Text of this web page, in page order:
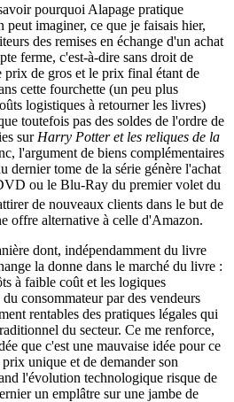
pourquoi Alapage pratique
peut imaginer, ce que je faisais hier,
des remises en échange d'un achat
ferme, c'est-à-dire sans droit de
prix de gros et le prix final étant de
cette fourchette (un peu plus
logistiques à retourner les livres)
toutefois pas des soldes de l'ordre de
sur Harry Potter et les reliques de la
l'argument de biens complémentaires
dernier tome de la série génère l'achat
ou le Blu-Ray du premier volet du
de nouveaux clients dans le but de
offre alternative à celle d'Amazon.
dont, indépendamment du livre
la donne dans le marché du livre :
à faible coût et les logiques
consommateur par des vendeurs
rentables des pratiques légales qui
du secteur. Ce me renforce,
que c'est une mauvaise idée pour ce
unique et de demander son
l'évolution technologique risque de
un emplâtre sur une jambe de